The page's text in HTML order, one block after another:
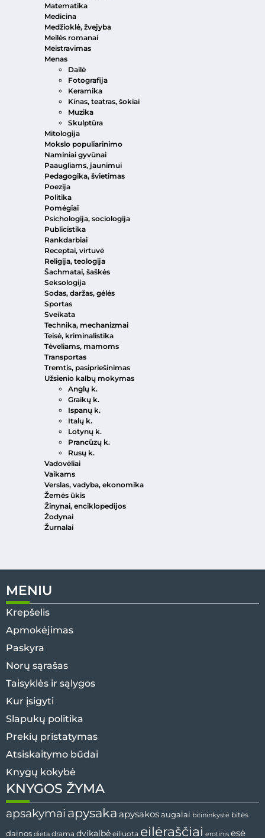
Matematika
Medicina
Medžioklė, žvejyba
Meilės romanai
Meistravimas
Menas
Dailė
Fotografija
Keramika
Kinas, teatras, šokiai
Muzika
Skulptūra
Mitologija
Mokslo populiarinimo
Naminiai gyvūnai
Paaugliams, jaunimui
Pedagogika, švietimas
Poezija
Politika
Pomėgiai
Psichologija, sociologija
Publicistika
Rankdarbiai
Receptai, virtuvė
Religija, teologija
Šachmatai, šaškės
Seksologija
Sodas, daržas, gėlės
Sportas
Sveikata
Technika, mechanizmai
Teisė, kriminalistika
Tėveliams, mamoms
Transportas
Tremtis, pasipriešinimas
Užsienio kalbų mokymas
Anglų k.
Graikų k.
Ispanų k.
Italų k.
Lotynų k.
Prancūzų k.
Rusų k.
Vadovėliai
Vaikams
Verslas, vadyba, ekonomika
Žemės ūkis
Žinynai, enciklopedijos
Žodynai
Žurnalai
MENIU
Krepšelis
Apmokėjimas
Paskyra
Norų sąrašas
Taisyklės ir sąlygos
Kur įsigyti
Slapukų politika
Prekių pristatymas
Atsiskaitymo būdai
Knygų kokybė
KNYGOS ŽYMA
apsakymai apysaka apysakos augalai bitininkystė bitės
dainos dieta drama dvikalbė eiliuota eilėraščiai erotinis esė